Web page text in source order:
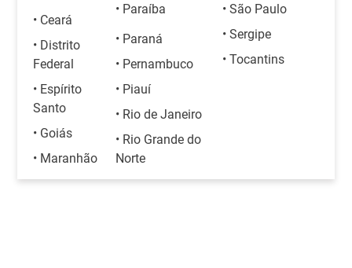
• Ceará
• Distrito
Federal
• Espírito
Santo
• Goiás
• Maranhão
• Paraíba
• Paraná
• Pernambuco
• Piauí
• Rio de Janeiro
• Rio Grande do
Norte
• São Paulo
• Sergipe
• Tocantins